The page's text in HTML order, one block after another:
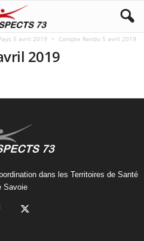
5 avril 2019 Compte Rendu 5 avril 2019
2019
dans les Territoires de Santé
Savoie